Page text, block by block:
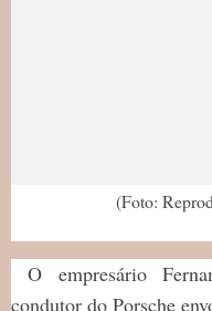
(Foto:
O empresário
condutor do Porsche